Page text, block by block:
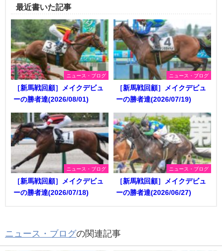
最近書いた記事
ニュース・ブログ
［新馬戦回顧］メイクデビュ
ーの勝者達(2026/08/01)
ニュース・ブログ
［新馬戦回顧］メイクデビュ
ーの勝者達(2026/07/19)
ニュース・ブログ
［新馬戦回顧］メイクデビュ
ーの勝者達(2026/07/18)
ニュース・ブログ
［新馬戦回顧］メイクデビュ
ーの勝者達(2026/06/27)
ニュース・ブログの関連記事